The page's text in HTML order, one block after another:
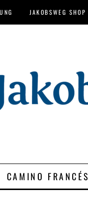
JAKOBSWEG SHOP
CAMINO FRANCÉS